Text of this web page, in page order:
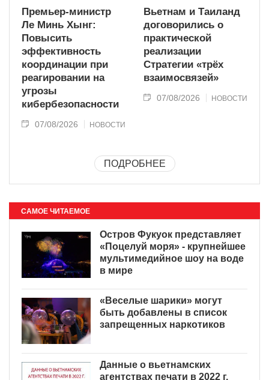
Премьер-министр
Ле Минь Хынг:
Повысить
эффективность
координации при
реагировании на
угрозы
кибербезопасности
07/08/2026 НОВОСТИ
Вьетнам и Таиланд
договорились о
практической
реализации
Стратегии «трёх
взаимосвязей»
07/08/2026 НОВОСТИ
ПОДРОБНЕЕ
САМОЕ ЧИТАЕМОЕ
Остров Фукуок представляет
«Поцелуй моря» - крупнейшее
мультимедийное шоу на воде
в мире
«Веселые шарики» могут
быть добавлены в список
запрещенных наркотиков
Данные о вьетнамских
агентствах печати в 2022 г.